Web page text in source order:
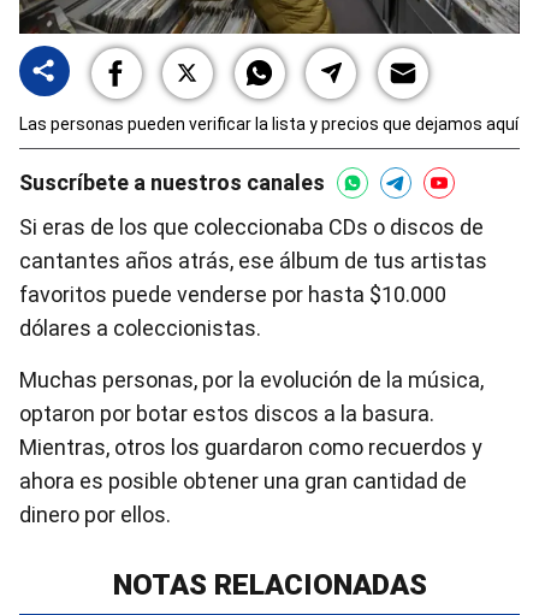
Las personas pueden verificar la lista y precios que dejamos aquí
Suscríbete a nuestros canales
Si eras de los que coleccionaba CDs o discos de
cantantes años atrás, ese álbum de tus artistas
favoritos puede venderse por hasta $10.000
dólares a coleccionistas.
Muchas personas, por la evolución de la música,
optaron por botar estos discos a la basura.
Mientras, otros los guardaron como recuerdos y
ahora es posible obtener una gran cantidad de
dinero por ellos.
NOTAS RELACIONADAS